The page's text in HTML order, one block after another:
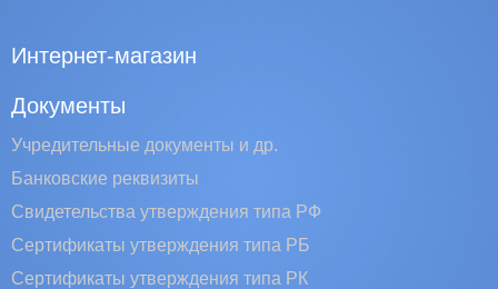
Интернет-магазин
Документы
Учредительные документы и др.
Банковские реквизиты
Свидетельства утверждения типа РФ
Сертификаты утверждения типа РБ
Сертификаты утверждения типа РК